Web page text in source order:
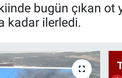
bugün çıkan ot
kadar ilerledi.